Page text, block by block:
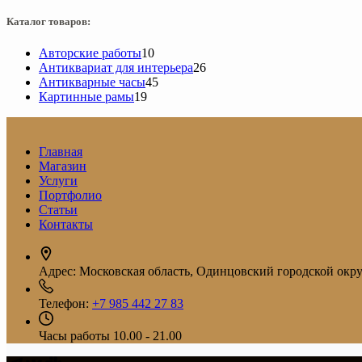
Каталог товаров:
Авторские работы1010
товаров
Антиквариат для интерьера2626
Антикварные часы4545
Картинные рамы1919
Главная
Магазин
Услуги
Портфолио
Статьи
Контакты
Адрес: Московская область, Одинцовский городской
Телефон: +7 985 442 27 83
Часы работы 10.00 - 21.00